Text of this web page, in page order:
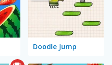
Doodle Jump